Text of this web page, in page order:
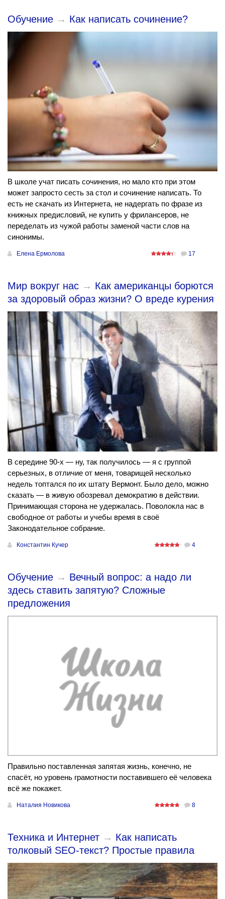
Обучение → Как написать сочинение?
В школе учат писать сочинения, но мало кто при этом
может запросто сесть за стол и сочинение написать. То
есть не скачать из Интернета, не надергать по фразе из
книжных предисловий, не купить у фрилансеров, не
переделать из чужой работы заменой части слов на
синонимы.
Елена Ермолова 17
Мир вокруг нас → Как американцы борются
за здоровый образ жизни? О вреде курения
В середине 90-х — ну, так получилось — я с группой
серьезных, в отличие от меня, товарищей несколько
недель топтался по их штату Вермонт. Было дело, можно
сказать — в живую обозревал демократию в действии.
Принимающая сторона не удержалась. Поволокла нас в
свободное от работы и учебы время в своё
Законодательное собрание.
Константин Кучер 4
Обучение → Вечный вопрос: а надо ли
здесь ставить запятую? Сложные
предложения
Правильно поставленная запятая жизнь, конечно, не
спасёт, но уровень грамотности поставившего её человека
всё же покажет.
Наталия Новикова 8
Техника и Интернет → Как написать
толковый SEO-текст? Простые правила